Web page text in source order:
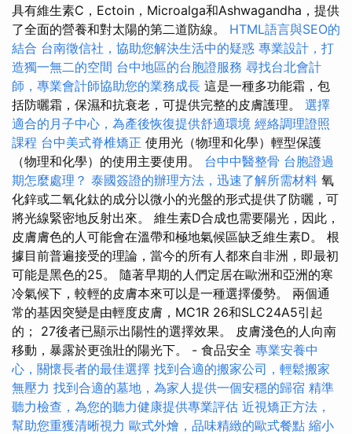
具有維生素C，Ectoin，Microalga和Ashwagandha，提供
了全面的營養和對太陽的第二道防線。 HTML語言與SEO的
結合 台南徵信社，協助您解決生活中的疑惑 專業設計，打
造獨一無二的空間 台中地區的台胞證服務 尋找台北會計
師，專業會計師協助您的業務成長 這是一種多功能霜，包
括防曬霜，保濕和抗衰老，可提供完整的皮膚護理。 選擇
適合的月子中心，為產後恢復提供舒適環境 經絡調理證照
課程 台中美式脊椎矯正 使用光（物理和化學）輕型保護
（物理和化學）的使用主要使用。 台中中醫整骨 台胞證過
期怎麼處理？ 泰國簽證的辦理方法，迅速了解所需材料 氧
化鋅或二氧化鈦的成分以微小的光盤的形式提供了防曬，可
將光線緊密地反射出來。 維生素D合成也需要陽光，因此，
皮膚膚色的人可能會在溫帶和極地氣候區缺乏維生素D。 根
據目前普遍接受的理論，當今的所有人都來自非洲，即最初
可能是黑色的25。 隨著早期的人們定居在歐洲和亞洲的寒
冷氣候下，較輕的皮膚本來可以是一種選擇優勢。 兩個通
常的基因突變是由輕度皮膚，MC1R 26和SLC24A5引起
的； 27後者已顯示出陽性的選擇效果。 皮膚淺色的人向南
移動，暴露於更強壯的陽光下。 - 食品安全 專業安養中
心，關懷長者的最佳選擇 找到合適的搬家公司，輕鬆搬家
無壓力 找到合適的墓地，為家人提供一個安穩的歸宿 精準
聽力檢查，為您的聽力健康提供專業評估 近視矯正方法，
幫助您重獲清晰視力 歐式外燴，品味精緻的歐式餐點 縮小